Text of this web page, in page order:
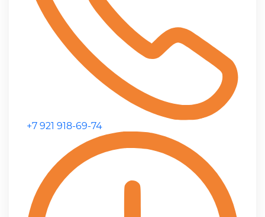
+7 921 918-69-74